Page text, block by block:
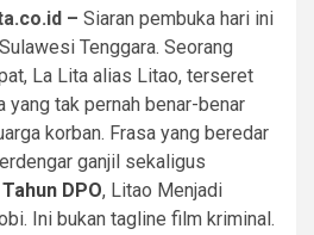
– Siaran pembuka hari ini
Tenggara. Seorang
La Lita alias Litao, terseret
yang tak pernah benar-benar
korban. Frasa yang beredar
ganjil sekaligus
DPO, Litao Menjadi
Ini bukan tagline film kriminal.